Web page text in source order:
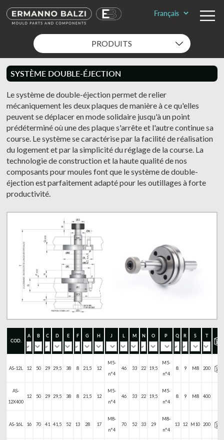
PRODUITS
SYSTÈME DOUBLE-ÉJECTION
Le système de double-éjection permet de relier
mécaniquement les deux plaques de manière à ce qu'elles
peuvent se déplacer en mode solidaire jusqu'à un point
prédéterminé où une des plaque s'arrête et l'autre continue sa
course. Le système se caractérise par la facilité de réalisation
du logement et par la simplicité du réglage de la course. La
technologie de construction et la haute qualité de nos
composants pour moules font que le système de double-
éjection est parfaitement adapté pour les outillages à forte
productivité.
COD.
A B C D E F G H J L M N O P Q R S T
AS-12L 12 50 29 29,5 38 8 21,5 12
M5-
n°4
46 33 22 19,5
M5-
n°4
8 9 M8 200
AS-
12X400
12 50 29 29,5 38 8 21,5 12
M5-
n°4
46 33 22 19,5
M5-
n°4
8 9 M8 400
AS-16L 16 70 41 41,5 52 13 28 17
M8-
n°4
70 52 33 29
M8-
n°4
13 12 M10 200